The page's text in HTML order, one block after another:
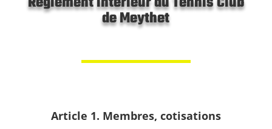
de Meythet
Article 1. Membres, cotisations